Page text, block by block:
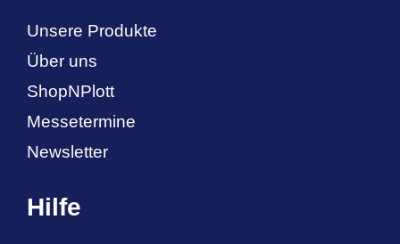
Unsere Produkte
Über uns
ShopNPlott
Messetermine
Newsletter
Hilfe